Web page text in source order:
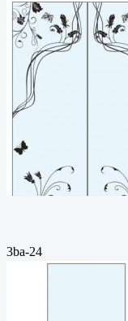
рисунокФормат:
руб.Метки:
3ba-24
Пескоструйный
рисунокФормат:
руб.Метки: